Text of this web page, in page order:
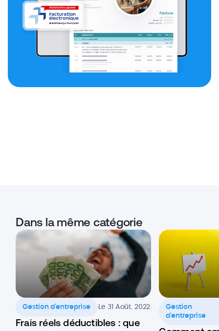
Dans la même catégorie
Gestion d'entreprise .Le 31 Août. 2022
Frais réels déductibles : que
Gestion
d'entreprise